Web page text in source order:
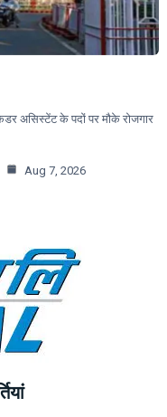
असिस्टेंट के पदों पर मौके रोजगार
Aug 7, 2026